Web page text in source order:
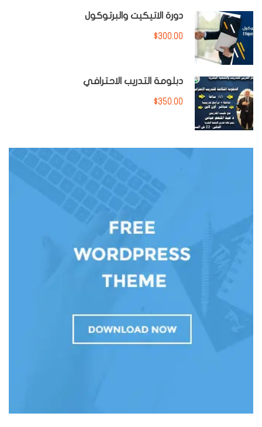
دورة الاتيكيت والبرتوكول
$300.00
دبلومة التدريب الاحترافي
$350.00